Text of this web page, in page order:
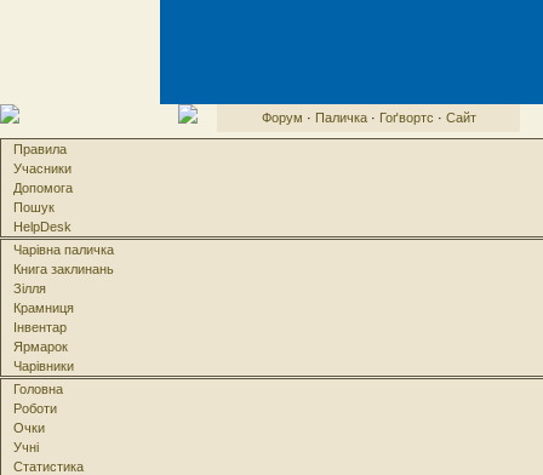
Форум · Паличка· Гоґвортс · Сайт
Правила
Учасники
Допомога
Пошук
HelpDesk
Чарівна паличка
Книга заклинань
Зілля
Крамниця
Інвентар
Ярмарок
Чарівники
Головна
Роботи
Очки
Учні
Статистика